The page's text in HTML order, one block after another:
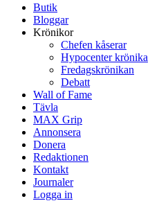
Butik
Bloggar
Krönikor
Chefen kåserar
Hypocenter krönika
Fredagskrönikan
Debatt
Wall of Fame
Tävla
MAX Grip
Annonsera
Donera
Redaktionen
Kontakt
Journaler
Logga in